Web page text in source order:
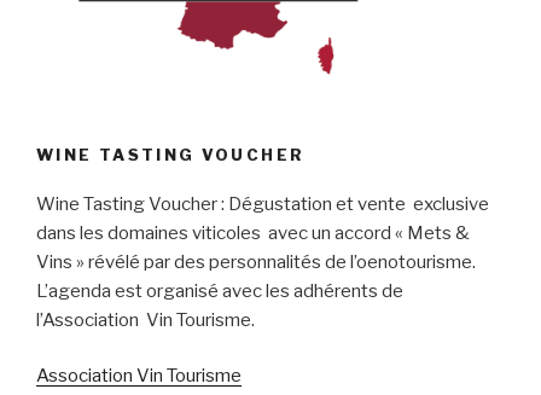
WINE TASTING VOUCHER
Wine Tasting Voucher : Dégustation et vente exclusive
dans les domaines viticoles avec un accord « Mets &
Vins » révélé par des personnalités de l’oenotourisme.
L’agenda est organisé avec les adhérents de
l’Association Vin Tourisme.
Association Vin Tourisme